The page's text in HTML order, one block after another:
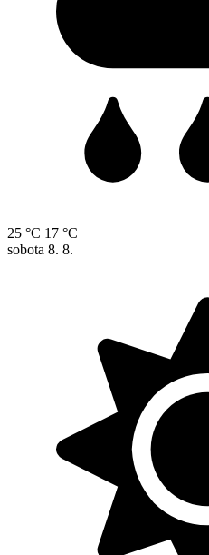
25 °C 17 °C
sobota 8. 8.